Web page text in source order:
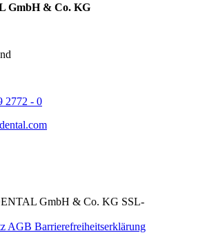
GmbH & Co. KG
2772 - 0
GmbH & Co. KG SSL-
AGB Barrierefreiheitserklärung